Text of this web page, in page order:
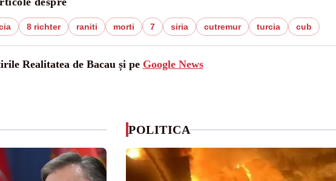
8 richter raniti morti 7 siria cutremur turcia cub
Realitatea de Bacau și pe Google News
POLITICA